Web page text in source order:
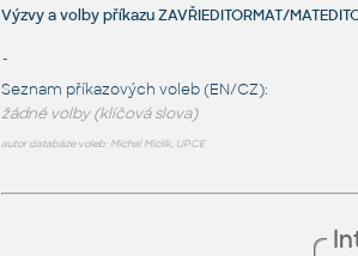
Výzvy a volby příkazu ZAVŘIEDITORMAT/
-
Seznam příkazových voleb (EN/CZ):
žádné volby (klíčová slova)
autor databáze voleb: Michal Miclík, UPCE